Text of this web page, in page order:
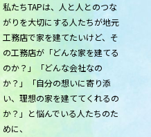
私たちTAPは、人と人とのつな
がりを大切にする人たちが地元
工務店で家を建てたいけど、そ
の工務店が「どんな家を建てる
のか？」「どんな会社なの
か？」「自分の想いに寄り添
い、理想の家を建ててくれるの
か？」と悩んでいる人たちのた
めに、